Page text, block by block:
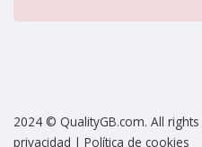
2024 © QualityGB.com. All
privacidad | Política de cookies